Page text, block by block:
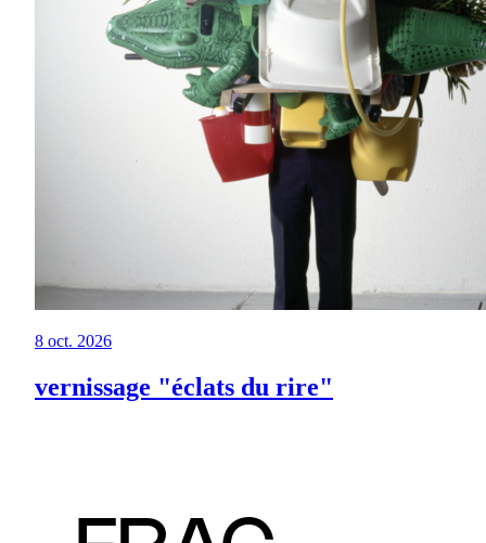
8 oct. 2026
vernissage "éclats du rire"